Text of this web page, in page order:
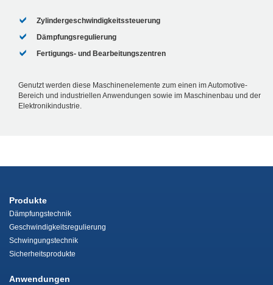
Zylindergeschwindigkeitssteuerung
Dämpfungsregulierung
Fertigungs- und Bearbeitungszentren
Genutzt werden diese Maschinenelemente zum einen im Automotive-
Bereich und industriellen Anwendungen sowie im Maschinenbau und der
Elektronikindustrie.
Produkte
Dämpfungstechnik
Geschwindigkeitsregulierung
Schwingungstechnik
Sicherheitsprodukte
Anwendungen